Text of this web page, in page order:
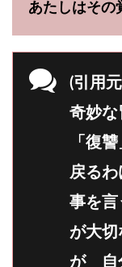
あたしはその
(引用
奇妙な
「復
戻る
事を
が大
が 自